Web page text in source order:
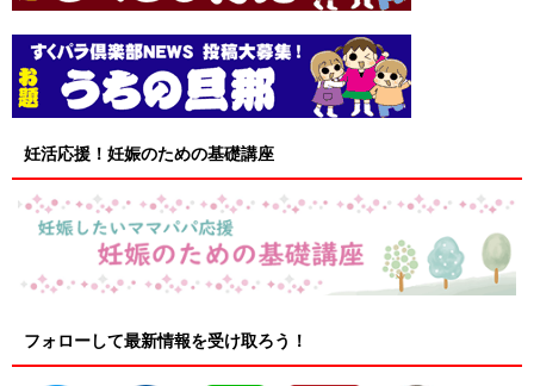
妊活応援！妊娠のための基礎講座
フォローして最新情報を受け取ろう！